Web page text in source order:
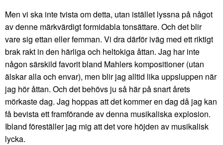
Men vi ska inte tvista om detta, utan istället lyssna på något
av denne märkvärdigt formidabla tonsättare. Och det blir
vare sig ettan eller femman. Vi dra därför iväg med ett riktigt
brak rakt in den härliga och heltokiga åttan. Jag har inte
någon särskild favorit bland Mahlers kompositioner (utan
älskar alla och envar), men blir jag alltid lika uppsluppen när
jag hör åttan. Och det behövs ju så här på snart årets
mörkaste dag. Jag hoppas att det kommer en dag då jag kan
få bevista ett framförande av denna musikaliska explosion.
Ibland föreställer jag mig att det vore höjden av musikalisk
lycka.